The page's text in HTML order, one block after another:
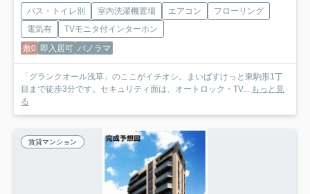
バス・トイレ別 室内洗濯機置場 エアコン
フローリング
電気有
TVモニタ付インターホン
敷0 即入居可 パノラマ
「グランクオール浅草」のここがイチオシ。まいばすけっと東駒形1丁
目まで徒歩3分です。セキュリティ面は、オートロック・TV... もっと見
る
賃貸マンション